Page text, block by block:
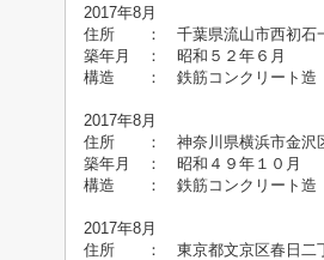
2017年8月
住所 ： 千葉県流山市西
築年月 ： 昭和
構造 ： 鉄筋コンク
2017年8月
住所 ： 神奈川県横浜市金沢
築年月 ： 昭和４
構造 ： 鉄筋コンク
2017年8月
住所 ： 東京都文京区